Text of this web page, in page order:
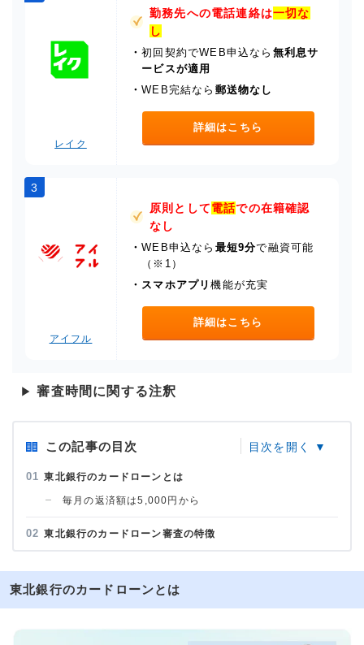
レイク
勤務先への電話連絡は一切な
し
・初回契約でWEB申込なら 無利息サ
ービスが適用
・WEB完結なら 郵送物なし
詳細はこちら
3
アイフル
原則として電話での在籍確認
なし
・WEB申込なら 最短9分で融資可能
（※1）
・ スマホアプリ機能が充実
詳細はこちら
▶ 審査時間に関する注釈
この記事の目次
東北銀行のカードローンとは
毎月の返済額は5,000円から
東北銀行のカードローン審査の特徴
東北銀行のカードローンとは